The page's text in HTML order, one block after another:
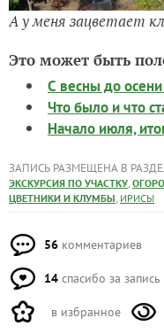
А у меня зацветает
Это может быть
С весны до
Что было и что
Начало июля,
ЗАПИСЬ РАЗМЕЩЕНА В
ЭКСКУРСИЯ ПО УЧАСТКУ,
ЦВЕТНИКИ И КЛУМБЫ, ИРИСЫ
56 комментариев
14 спасибо за запись
в избранное